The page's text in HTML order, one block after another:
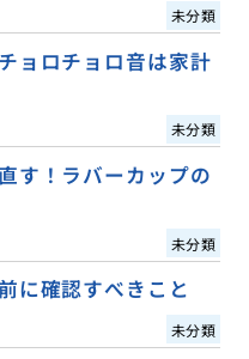
未分類
ョロチョロ音は家計
未分類
す！ラバーカップの
未分類
に確認すべきこと
未分類